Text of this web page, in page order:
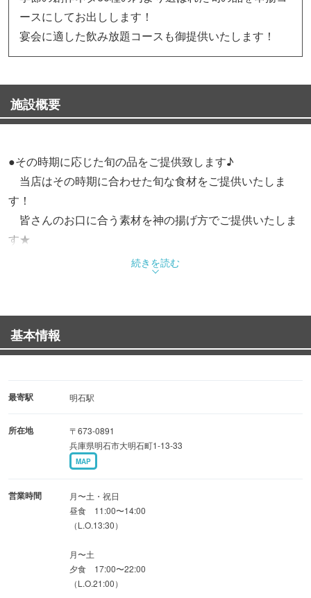
ースにしてお出しします！
宴会に適した飲み放題コースも御提供いたします！
施設概要
●その時期に応じた旬の品をご提供致します♪
当店はその時期に合わせた旬な食材をご提供いたしま
す！
皆さんのお口に合う素材を神の揚げ方でご提供いたしま
す★
●当店自慢の食材を使用したコースにてご用意しておりま
●ランチも大好評♪
お得なランチもご提供いたします！
お得な日替わりもございます！
●お得な情報♪
こだわりの月替わりクーポン、色々使えるポイント付き
のＷＥＢ予約もご用意しております★
続きを読む
基本情報
最寄駅 明石駅
所在地
〒673-0891
兵庫県明石市大明石町1-13-33
MAP
営業時間
月〜土・祝日
昼食 11:00〜14:00
（L.O.13:30）
月〜土
夕食 17:00〜22:00
（L.O.21:00）